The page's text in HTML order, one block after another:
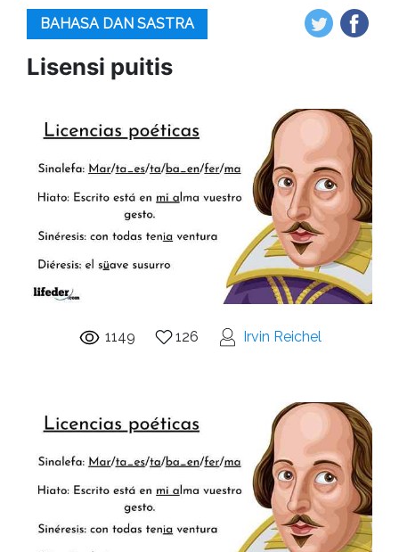
BAHASA DAN SASTRA
Lisensi puitis
1149 126 Irvin Reichel